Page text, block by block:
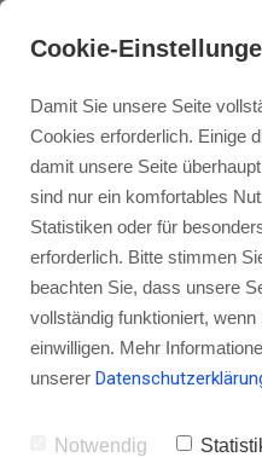
Anne Wiebke
(Datingqueens):
man beim
halb so wild“
Cookie-
Damit Sie unsere Seite
Cookies erforderlich. Einige
damit unsere Seite
sind nur ein komfortables
Statistiken oder für
erforderlich. Bitte stimmen
beachten Sie, dass unsere
vollständig funktioniert,
einwilligen. Mehr
unserer
Notwendig